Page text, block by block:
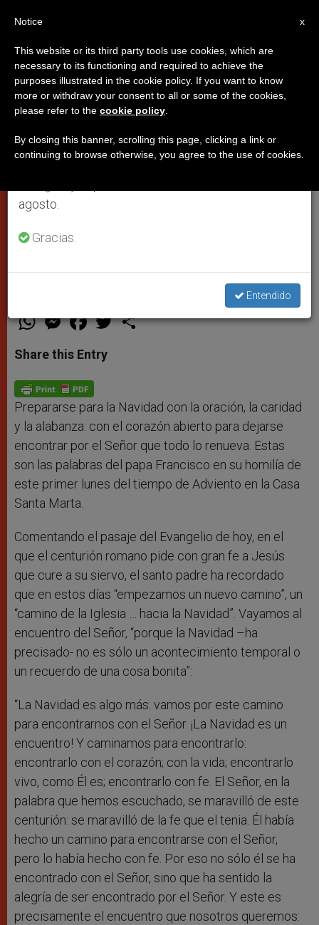
Francisco en Sta. Marta: oración,
caridad y alabanza para preparar
la Navidad
El santo padre en la homilí­a de este
Señor con un corazón abierto, ‘para que
PAPAS
W
t
s
p
p
M
e
s
e
g
e
r
F
a
e
b
o
k
T
w
S
Share this Entry
Prepararse para la Navidad con la oración, la caridad
y la alabanza: con el corazón abierto para dejarse
encontrar por el Señor que todo lo renueva. Estas
son las palabras del papa Francisco en su homilía de
este primer lunes del tiempo de Adviento en la Casa
Santa Marta.
Comentando el pasaje del Evangelio de hoy, en el
que el centurión romano pide con gran fe a Jesús
que cure a su siervo, el santo padre ha recordado
que en estos días “empezamos un nuevo camino”, un
“camino de la Iglesia … hacia la Navidad”. Vayamos al
encuentro del Señor, “porque la Navidad –ha
precisado- no es sólo un acontecimiento temporal o
un recuerdo de una cosa bonita”:
“La Navidad es algo más: vamos por este camino
para encontrarnos con el Señor. ¡La Navidad es un
encuentro! Y caminamos para encontrarlo:
encontrarlo con el corazón; con la vida; encontrarlo
vivo, como Él es; encontrarlo con fe. El Señor, en la
palabra que hemos escuchado, se maravilló de este
centurión: se maravilló de la fe que el tenia. Él había
hecho un camino para encontrarse con el Señor,
pero lo había hecho con fe. Por eso no sólo él se ha
encontrado con el Señor, sino que ha sentido la
alegría de ser encontrado por el Señor. Y este es
precisamente el encuentro que nosotros queremos:
×
Aviso importante
Del 27 de julio al 7 de agosto haremos la pausa
anual, aprovechando que en el periodo de verano
se generan menos informaciones y también el
agosto.
Gracias.
Entendido
x
Notice
This website or its third party tools use cookies, which are
necessary to its functioning and required to achieve the
purposes illustrated in the cookie policy. If you want to know
more or withdraw your consent to all or some of the cookies,
please refer to the cookie policy
By closing this banner, scrolling this page, clicking a link or
continuing to browse otherwise, you agree to the use of cookies.